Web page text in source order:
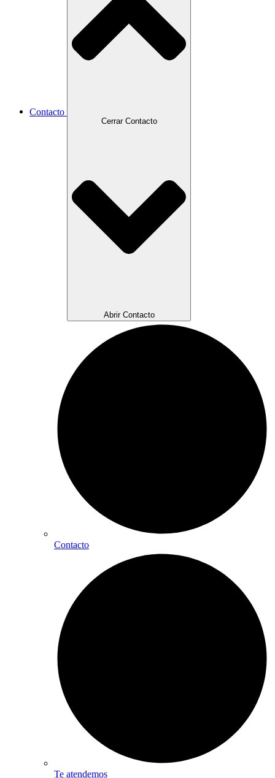
Contacto
Cerrar Contacto
Abrir Contacto
Contacto
Te atendemos